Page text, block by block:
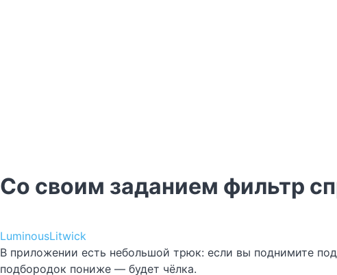
Со своим заданием фильтр
LuminousLitwick
В приложении есть небольшой трюк: если вы поднимите
подбородок пониже — будет чёлка.